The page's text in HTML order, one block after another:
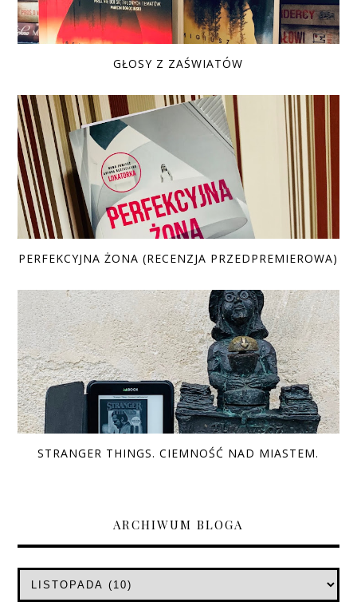
GŁOSY Z ZAŚWIATÓW
PERFEKCYJNA ŻONA (RECENZJA PRZEDPREMIEROWA)
STRANGER THINGS. CIEMNOŚĆ NAD MIASTEM.
ARCHIWUM BLOGA